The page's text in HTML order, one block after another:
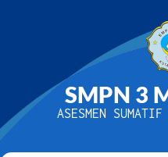
SMPN 3
ASESMEN